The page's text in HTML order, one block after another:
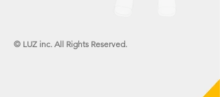
© LUZ inc. All Rights Reserved.